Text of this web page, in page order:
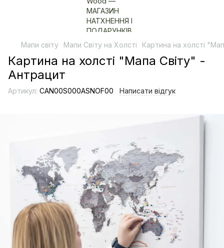
Мапи світу Мапи Світу на Холсті Картина на холсті
Картина на холсті "Мапа Світу" -
Антрацит
Артикул: CAN00S000ASNOF00 Написати відгук